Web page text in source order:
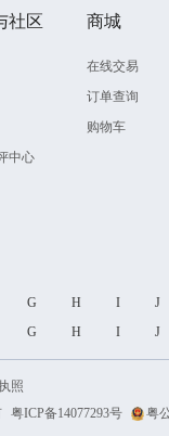
社区
中心
商城
在线交易
订单查询
购物车
G H I
G H I
照
粤ICP备14077293号 粤